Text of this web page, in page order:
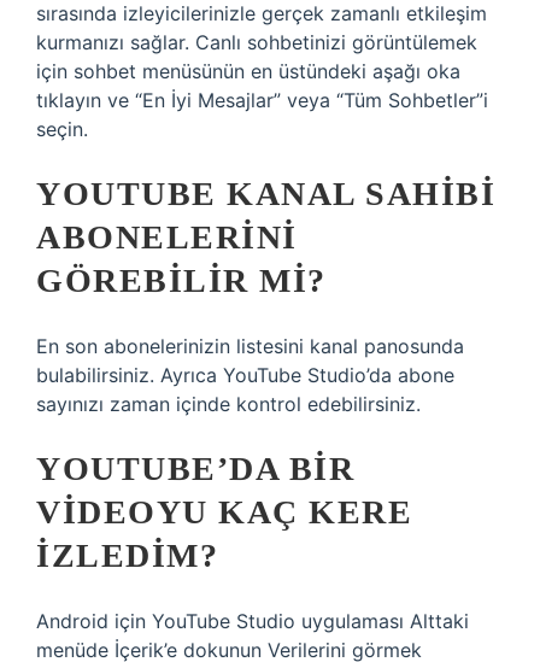
sırasında izleyicilerinizle gerçek zamanlı etkileşim
kurmanızı sağlar. Canlı sohbetinizi görüntülemek
için sohbet menüsünün en üstündeki aşağı oka
tıklayın ve “En İyi Mesajlar” veya “Tüm Sohbetler”i
seçin.
YOUTUBE KANAL SAHIBI
ABONELERINI
GÖREBILIR MI?
En son abonelerinizin listesini kanal panosunda
bulabilirsiniz. Ayrıca YouTube Studio’da abone
sayınızı zaman içinde kontrol edebilirsiniz.
YOUTUBE’DA BIR
VIDEOYU KAÇ KERE
IZLEDIM?
Android için YouTube Studio uygulaması Alttaki
menüde İçerik’e dokunun Verilerini görmek